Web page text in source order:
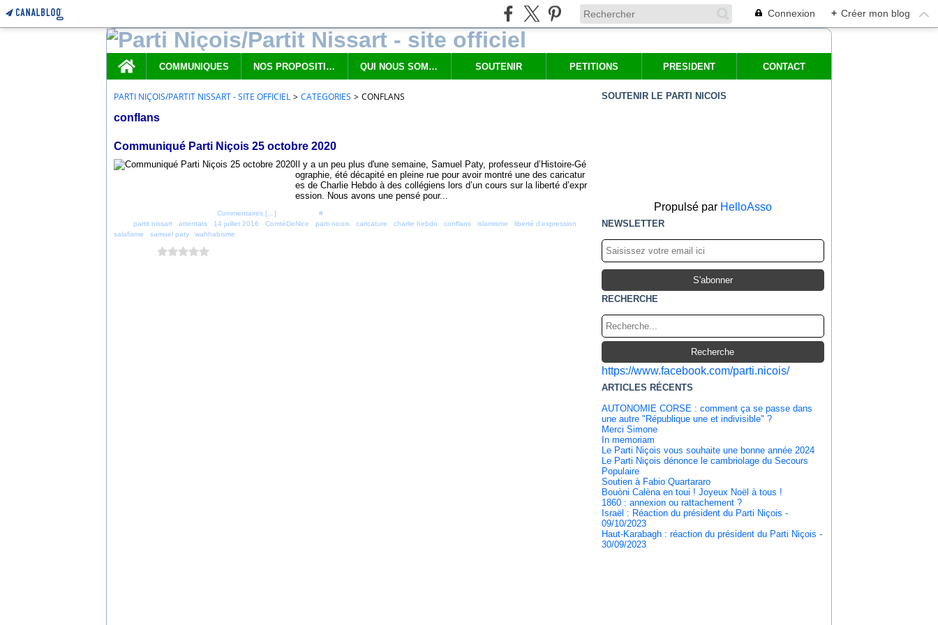
Connexion + Créer mon blog
Home
COMMUNIQUES
NOS PROPOSITIONS QUI NOUS SOMMES SOUTENIR PETITIONS PRESIDENT CONTACT
PARTI NIÇOIS/PARTIT NISSART - SITE OFFICIEL > CATEGORIES > CONFLANS
conflans
Communiqué Parti Niçois 25 octobre 2020
Il y a un peu plus d'une semaine, Samuel Paty, professeur d’Histoire-Gé
ographie, été décapité en pleine rue pour avoir montré une des caricatur
es de Charlie Hebdo à des collégiens lors d’un cours sur la liberté d’expr
ession. Nous avons une pensé pour...
Commentaires [ ] #
partit nissart attentats 14 juillet 2016 ComtéDeNice parti nicois caricature charlie hebdo conflans islamisme liberté d'expression
salafisme
samuel paty, wahhabisme
SOUTENIR LE PARTI NICOIS
Propulsé par HelloAsso
NEWSLETTER
RECHERCHE
https://www.facebook.com/parti.nicois/
ARTICLES RÉCENTS
AUTONOMIE CORSE : comment ça se passe dans
une autre "République une et indivisible" ?
Merci Simone
In memoriam
Le Parti Niçois vous souhaite une bonne année 2024
Le Parti Niçois dénonce le cambriolage du Secours
Populaire
Soutien à Fabio Quartararo
Bouòni Calèna en toui ! Joyeux Noël à tous !
1860 : annexion ou rattachement ?
Israël : Réaction du président du Parti Niçois -
09/10/2023
Haut-Karabagh : réaction du président du Parti Niçois -
30/09/2023